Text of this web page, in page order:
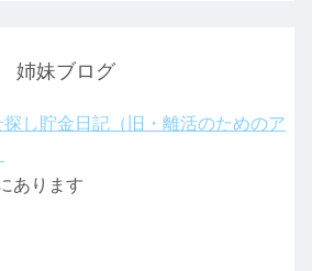
姉妹ブログ
し貯金日記（旧・離活のためのア
あります